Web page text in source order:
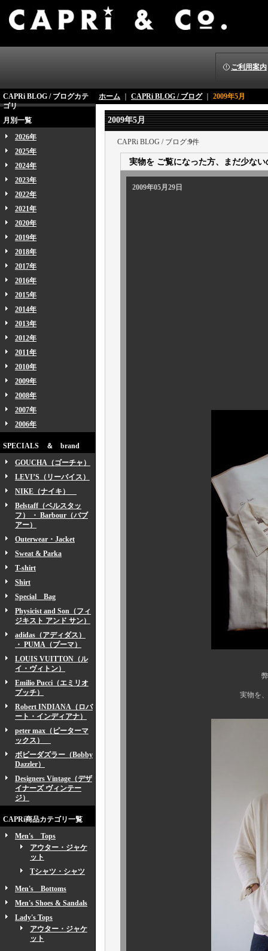
ご利用案内
CAPRi BLOG / ブログカテ
ゴリ
月別一覧
2026年
2025年
2024年
2023年
2022年
2021年
2020年
2019年
2018年
2017年
2016年
2015年
2014年
2013年
2012年
2011年
2010年
2009年
2008年
2007年
2006年
SPECIALS ＆ brand
GOUCHA（ゴーチャ）
LEVI’S（リーバイス）
NIKE（ナイキ）
Belstaff（ベルスタッ
フ） ・ Barbour（バブ
アー）
Outerwear・Jacket
Sweat & Parka
T-shirt
Shirt
Special Bag
Physicist and Son（フィ
ジキスト アンド サン）
adidas（アディダス）
・ PUMA（プーマ）
LOUIS VUITTON（ル
イ・ヴィトン）
Emilio Pucci（エミリオ
プッチ）
Robert INDIANA（ロバ
ート・インディアナ）
peter max（ピーターマ
ックス）
ボビーダズラー（Bobby
Dazzler）
Designers Vintage（デザ
イナーズ ヴィンテー
ジ）
CAPRi商品カテゴリ一覧
Men's Tops
アウター・ジャケ
ット
Tシャツ・シャツ
Men's Bottoms
Men's Shoes & Sandals
Lady's Tops
アウター・ジャケ
ット
ホーム CAPRi BLOG / ブログ｜ 2009年5月
2009年5月
CAPRi BLOG / ブログ:9件
実物を ご覧になった方、まだ少な
2009年05月29日
弊店、顧客様を中
実物を、ご覧になった